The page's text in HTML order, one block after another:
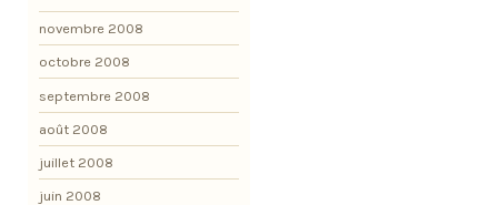
novembre 2008
octobre 2008
septembre 2008
août 2008
juillet 2008
juin 2008